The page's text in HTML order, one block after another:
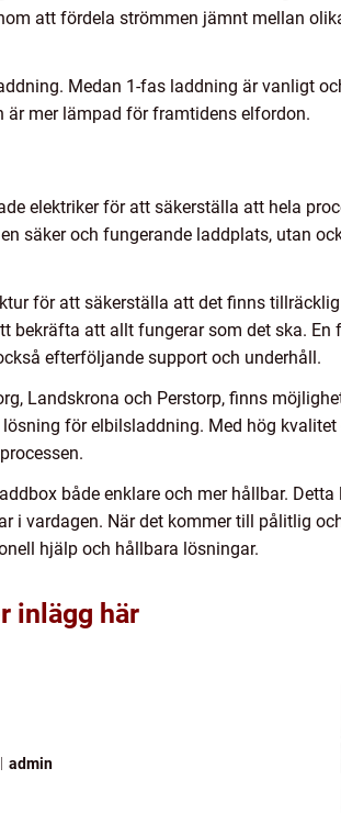
att fördela strömmen jämnt mellan
Medan 1-fas laddning är vanligt
är mer lämpad för framtidens elfordon.
elektriker för att säkerställa att hela
säker och fungerande laddplats, utan
för att säkerställa att det finns
att allt fungerar som det ska. En
efterföljande support och underhåll.
Landskrona och Perstorp, finns
för elbilsladdning. Med hög
både enklare och mer hållbar.
i vardagen. När det kommer till pålitlig
hjälp och hållbara lösningar.
inlägg här
admin